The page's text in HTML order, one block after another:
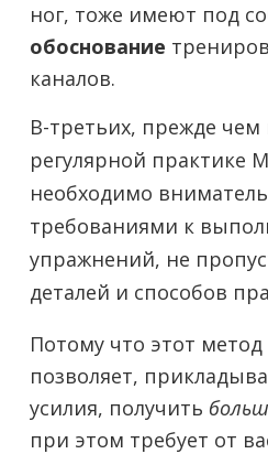
ног, тоже имеют под
обоснование
каналов.
В-третьих, прежде чем
регулярной практике
необходимо
требованиями к
упражнений, не
деталей и способов
Потому что этот
позволяет,
усилия, получить
при этом требует от